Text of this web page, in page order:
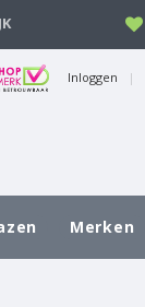
Inloggen |
Merken